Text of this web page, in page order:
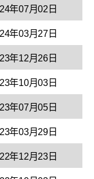
年07月02日
年03月27日
年12月26日
年10月03日
年07月05日
年03月29日
年12月23日